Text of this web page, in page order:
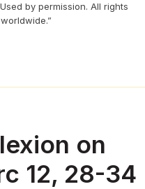
by permission. All rights
on
12, 28-34